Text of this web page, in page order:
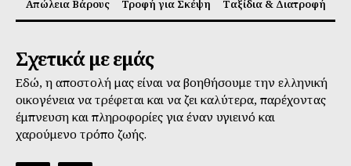
Απώλεια Βάρους
Τροφή για Σκέψη Ταξίδια & Διατροφή
Σχετικά με εμάς
Εδώ, η αποστολή μας είναι να βοηθήσουμε την ελληνική
οικογένεια να τρέφεται και να ζει καλύτερα, παρέχοντας
έμπνευση και πληροφορίες για έναν υγιεινό και
χαρούμενο τρόπο ζωής.